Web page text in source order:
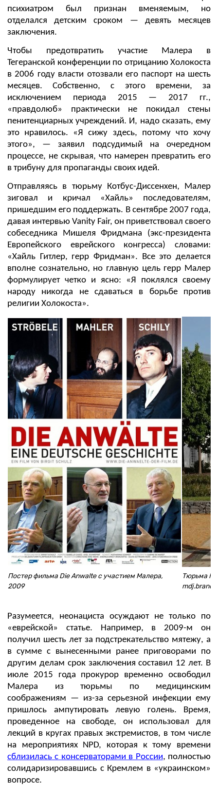
психиатром был признан вменяемым, но
отделался детским сроком — девять месяцев
заключения.
Чтобы предотвратить участие Малера в
Тегеранской конференции по отрицанию Холокоста
в 2006 году власти отозвали его паспорт на шесть
месяцев. Собственно, с этого времени, за
исключением периода 2015 — 2017 гг.,
«правдолюб» практически не покидал стены
пенитенциарных учреждений. И, надо сказать, ему
это нравилось. «Я сижу здесь, потому что хочу
этого», — заявил подсудимый на очередном
процессе, не скрывая, что намерен превратить его
в трибуну для пропаганды своих идей.
Отправляясь в тюрьму Котбус-Диссенхен, Малер
зиговал и кричал «Хайль» последователям,
пришедшим его поддержать. В сентябре 2007 года,
давая интервью Vanity Fair, он приветствовал своего
собеседника Мишеля Фридмана (экс-президента
Европейского еврейского конгресса) словами:
«Хайль Гитлер, герр Фридман». Все это делается
вполне сознательно, но главную цель герр Малер
формулирует четко и ясно: «Я поклялся своему
народу никогда не сдаваться в борьбе против
религии Холокоста».
Постер фильма Die Anwalte с участием Малера,
2009
Тюрьма
Разумеется, неонациста осуждают не только по
«еврейской» статье. Например, в 2009-м он
получил шесть лет за подстрекательство мятежу, а
в сумме с вынесенными ранее приговорами по
другим делам срок заключения составил 12 лет. В
июле 2015 года прокурор временно освободил
Малера из тюрьмы по медицинским
соображениям — из-за серьезной инфекции ему
пришлось ампутировать левую голень. Время,
проведенное на свободе, он использовал для
лекций в кругах правых экстремистов, в том числе
на мероприятиях NPD, которая к тому времени
сблизилась с консерваторами в России, полностью
солидаризировавшись с Кремлем в «украинском»
вопросе.